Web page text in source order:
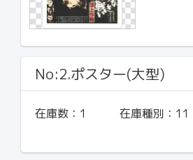
No:2.ポスター(大型)
在庫数： 1 在庫種別： 11